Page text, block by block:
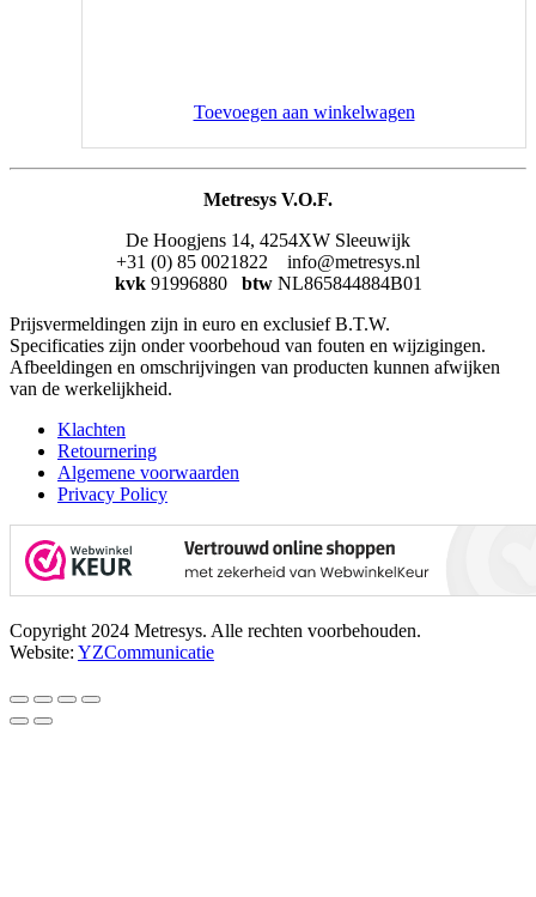
Toevoegen aan winkelwagen
Metresys V.O.F.
De Hoogjens 14, 4254XW Sleeuwijk
+31 (0) 85 0021822 info@metresys.nl
kvk 91996880 btw NL865844884B01
Prijsvermeldingen zijn in euro en exclusief B.T.W.
Specificaties zijn onder voorbehoud van fouten en wijzigingen.
Afbeeldingen en omschrijvingen van producten kunnen afwijken
van de werkelijkheid.
Klachten
Retournering
Algemene voorwaarden
Privacy Policy
Copyright 2024 Metresys. Alle rechten voorbehouden.
Website: YZCommunicatie